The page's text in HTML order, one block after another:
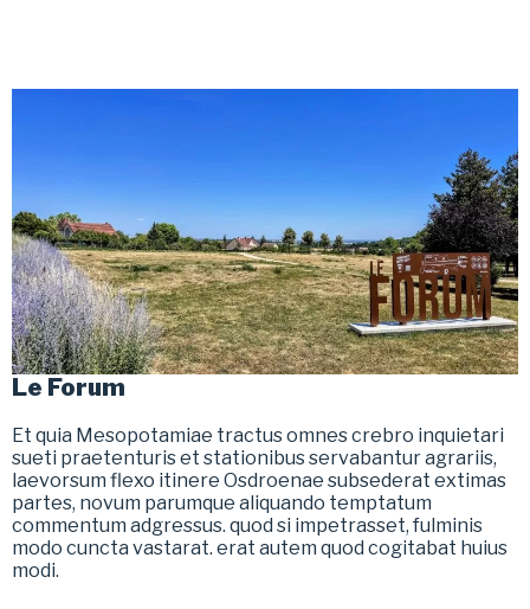
Le Forum
Et quia Mesopotamiae tractus omnes crebro inquietari
sueti praetenturis et stationibus servabantur agrariis,
laevorsum flexo itinere Osdroenae subsederat extimas
partes, novum parumque aliquando temptatum
commentum adgressus. quod si impetrasset, fulminis
modo cuncta vastarat. erat autem quod cogitabat huius
modi.